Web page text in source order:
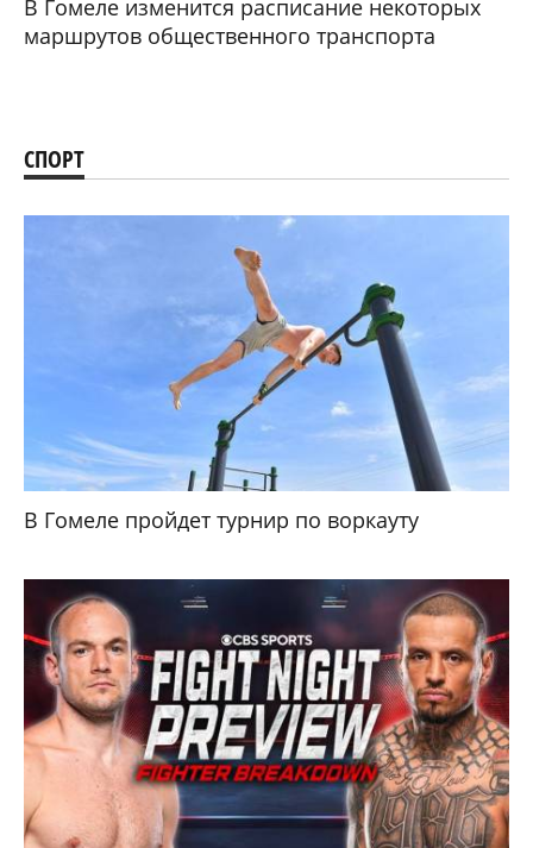
В Гомеле изменится расписание некоторых
маршрутов общественного транспорта
СПОРТ
В Гомеле пройдет турнир по воркауту